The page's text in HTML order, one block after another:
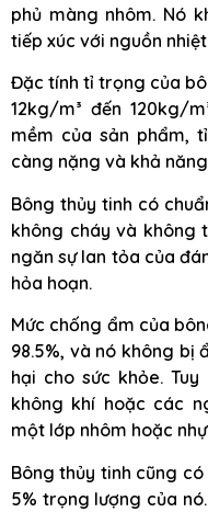
phủ màng nhôm. Nó
tiếp xúc với nguồn
Đặc tính tỉ trọng của
12kg/m³ đến 120kg/
mềm của sản phẩm,
càng nặng và khả
Bông thủy tinh có
không cháy và không
ngăn sự lan tỏa của
hỏa hoạn.
Mức chống ẩm của
98.5%, và nó không bị
hại cho sức khỏe.
không khí hoặc các
một lớp nhôm hoặc
Bông thủy tinh cũng
5% trọng lượng của